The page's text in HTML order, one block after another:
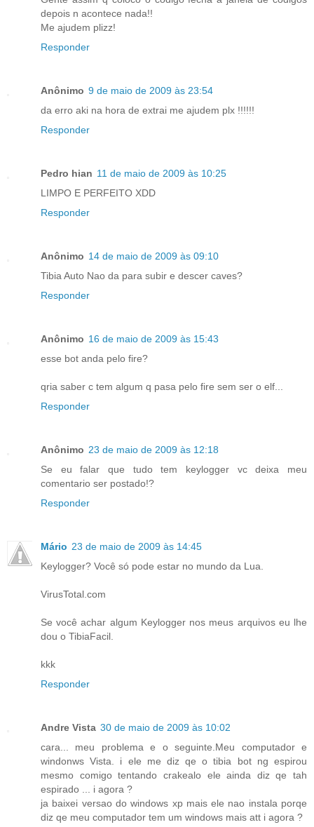
depois n acontece nada!!
Me ajudem plizz!
Responder
Anônimo 9 de maio de 2009 às 23:54
da erro aki na hora de extrai me ajudem plx !!!!!!
Responder
Pedro hian 11 de maio de 2009 às 10:25
LIMPO E PERFEITO XDD
Responder
Anônimo 14 de maio de 2009 às 09:10
Tibia Auto Nao da para subir e descer caves?
Responder
Anônimo 16 de maio de 2009 às 15:43
esse bot anda pelo fire?
qria saber c tem algum q pasa pelo fire sem ser o elf...
Responder
Anônimo 23 de maio de 2009 às 12:18
Se eu falar que tudo tem keylogger vc deixa meu
comentario ser postado!?
Responder
Mário 23 de maio de 2009 às 14:45
Keylogger? Você só pode estar no mundo da Lua.
VirusTotal.com
Se você achar algum Keylogger nos meus arquivos eu lhe
dou o TibiaFacil.
kkk
Responder
Andre Vista 30 de maio de 2009 às 10:02
cara... meu problema e o seguinte.Meu computador e
windonws Vista. i ele me diz qe o tibia bot ng espirou
mesmo comigo tentando crakealo ele ainda diz qe tah
espirado ... i agora ?
ja baixei versao do windows xp mais ele nao instala porqe
diz qe meu computador tem um windows mais att i agora ?